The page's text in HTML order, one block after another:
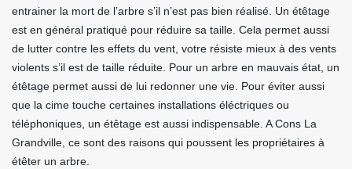
entrainer la mort de l’arbre s’il n’est pas bien réalisé. Un étêtage
est en général pratiqué pour réduire sa taille. Cela permet aussi
de lutter contre les effets du vent, votre résiste mieux à des vents
violents s’il est de taille réduite. Pour un arbre en mauvais état, un
étêtage permet aussi de lui redonner une vie. Pour éviter aussi
que la cime touche certaines installations éléctriques ou
téléphoniques, un étêtage est aussi indispensable. A Cons La
Grandville, ce sont des raisons qui poussent les propriétaires à
étêter un arbre.